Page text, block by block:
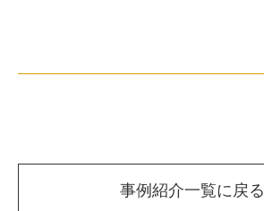
事例紹介一覧に戻る